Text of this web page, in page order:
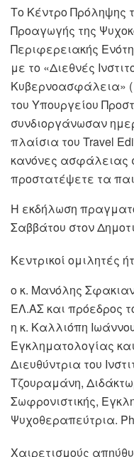
Το Κέντρο Πρόληψης
Προαγωγής της
Περιφερειακής
με το «Διεθνές
Κυβερνοασφάλεια» (
του Υπουργείου
συνδιοργάνωσαν
πλαίσια του Travel
κανόνες ασφάλειας
προστατέψετε τα
Η εκδήλωση
Σαββάτου στον
Κεντρικοί ομιλητές
ο κ. Μανόλης
ΕΛ.ΑΣ και πρόεδρος
η κ. Καλλιόπη
Εγκληματολογίας
Διευθύντρια του
Τζουραμάνη,
Σωφρονιστικής,
Ψυχοθεραπεύτρια.
Χαιρετισμούς